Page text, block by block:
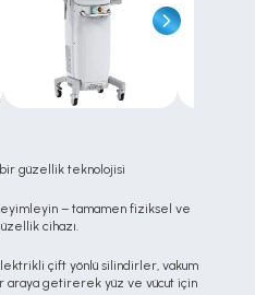
güzellik teknolojisi
– tamamen fiziksel ve
cihazı.
çift yönlü silindirler, vakum
araya getirerek yüz ve vücut için